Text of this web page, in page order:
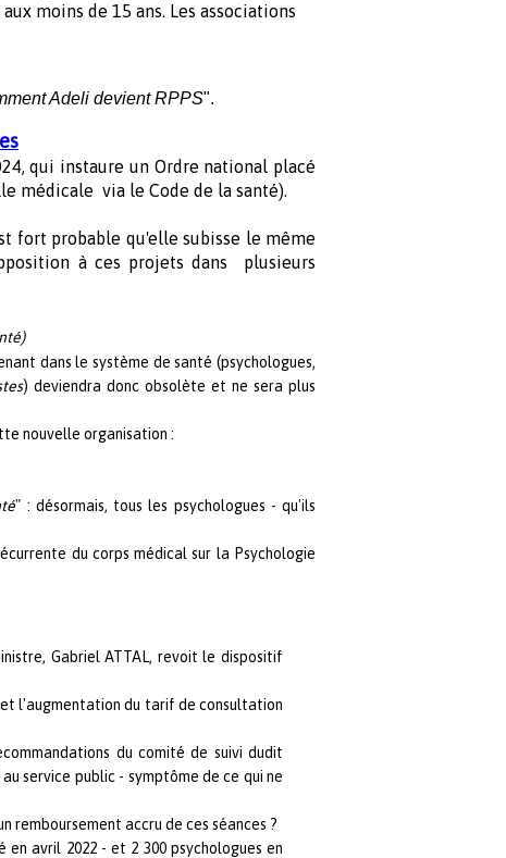
moins de 15 ans. Les associations
Adeli devient RPPS".
qui instaure un Ordre national placé
médicale via le Code de la santé).
fort probable qu'elle subisse le même
à ces projets dans plusieurs
dans le système de santé (psychologues,
) deviendra donc obsolète et ne sera plus
nouvelle organisation :
" : désormais, tous les psychologues - qu'ils
du corps médical sur la Psychologie
Gabriel ATTAL, revoit le dispositif
et l'augmentation du tarif de consultation
du comité de suivi dudit
service public - symptôme de ce qui ne
remboursement accru de ces séances ?
avril 2022 - et 2 300 psychologues en